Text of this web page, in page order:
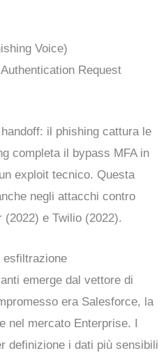
Voice)
Request
il phishing cattura le
completa il bypass MFA in
exploit tecnico. Questa
negli attacchi contro
e Twilio (2022).
esfiltrazione
emerge dal vettore di
era Salesforce, la
nel mercato Enterprise. I
definizione i dati più sensibili